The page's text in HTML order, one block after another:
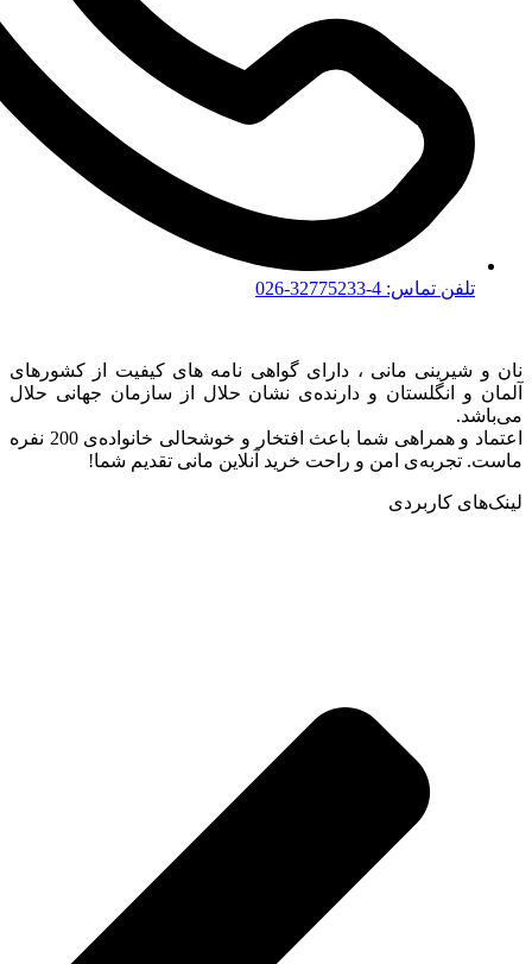
تلفن تماس: 4-32775233-026
نان و شیرینی مانی ، دارای گواهی نامه های کیفیت از کشورهای
آلمان و انگلستان و دارنده‌ی نشان حلال از سازمان جهانی حلال
می‌باشد.
اعتماد و همراهی شما باعث افتخار و خوشحالی خانواده‌ی 200 نفره
ماست. تجربه‌ی امن و راحت خرید آنلاین مانی تقدیم شما!
لینک‌های کاربردی